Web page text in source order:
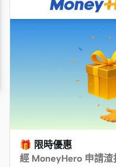
🎁 限時優惠
經 MoneyHero 申請